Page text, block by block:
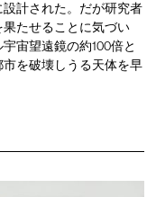
計された。だが研究者
たせることに気づい
宙望遠鏡の約100倍と
を破壊しうる天体を早